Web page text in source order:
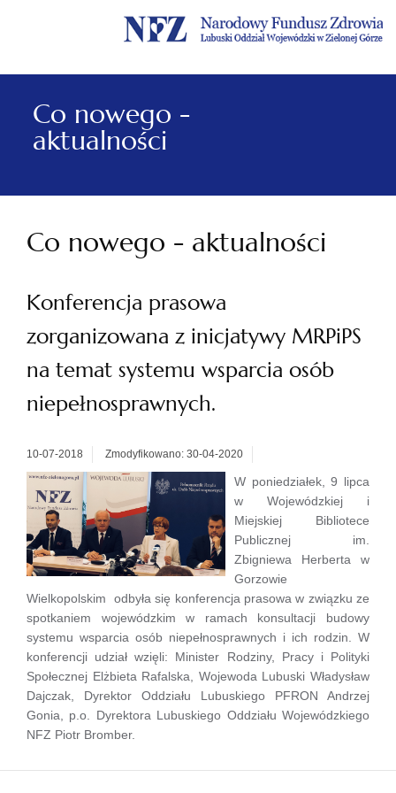
Menu
główne
Menu
lewe
Treść
główna
Szukaj
w
serwisie
Stopka
Co nowego -
aktualności
Co nowego - aktualności
Konferencja prasowa
zorganizowana z inicjatywy MRPiPS
na temat systemu wsparcia osób
niepełnosprawnych.
10-07-2018 Zmodyfikowano: 30-04-2020
W poniedziałek, 9 lipca
w Wojewódzkiej i
Miejskiej Bibliotece
Publicznej im.
Zbigniewa Herberta w
Gorzowie
Wielkopolskim odbyła się konferencja prasowa w związku ze
spotkaniem wojewódzkim w ramach konsultacji budowy
systemu wsparcia osób niepełnosprawnych i ich rodzin. W
konferencji udział wzięli: Minister Rodziny, Pracy i Polityki
Społecznej Elżbieta Rafalska, Wojewoda Lubuski Władysław
Dajczak, Dyrektor Oddziału Lubuskiego PFRON Andrzej
Gonia, p.o. Dyrektora Lubuskiego Oddziału Wojewódzkiego
NFZ Piotr Bromber.